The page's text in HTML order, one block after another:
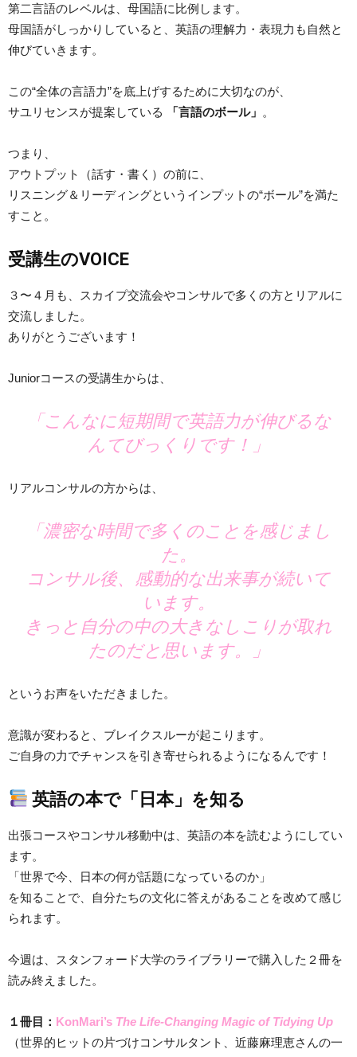
第二言語のレベルは、母国語に比例します。
母国語がしっかりしていると、英語の理解力・表現力も自然と
伸びていきます。
この“全体の言語力”を底上げするために大切なのが、
サユリセンスが提案している
「言語のボール」 。
つまり、
アウトプット（話す・書く）の前に、
リスニング＆リーディングというインプットの“ボール”を満た
すこと。
受講生のVOICE
３〜４月も、スカイプ交流会やコンサルで多くの方とリアルに
交流しました。
ありがとうございます！
Juniorコースの受講生からは、
「こんなに短期間で英語力が伸びるな
んてびっくりです！」
リアルコンサルの方からは、
「濃密な時間で多くのことを感じまし
た。
コンサル後、感動的な出来事が続いて
います。
きっと自分の中の大きなしこりが取れ
たのだと思います。」
というお声をいただきました。
意識が変わると、ブレイクスルーが起こります。
ご自身の力でチャンスを引き寄せられるようになるんです！
英語の本で「日本」を知る
出張コースやコンサル移動中は、英語の本を読むようにしてい
ます。
「世界で今、日本の何が話題になっているのか」
を知ることで、自分たちの文化に答えがあることを改めて感じ
られます。
今週は、スタンフォード大学のライブラリーで購入した２冊を
読み終えました。
１冊目： KonMari’s The Life-Changing Magic of Tidying Up
（世界的ヒットの片づけコンサルタント、近藤麻理恵さんの一